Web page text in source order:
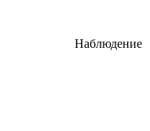
Наблюдение